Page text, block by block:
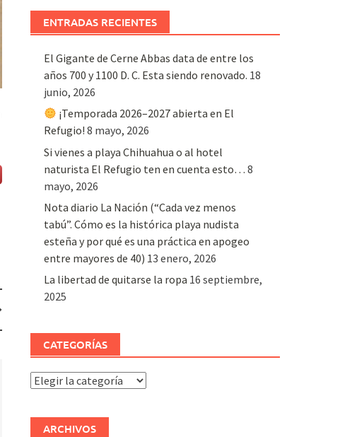
ENTRADAS RECIENTES
El Gigante de Cerne Abbas data de entre los
años 700 y 1100 D. C. Esta siendo renovado. 18
junio, 2026
¡Temporada 2026–2027 abierta en El
Refugio! 8 mayo, 2026
Si vienes a playa Chihuahua o al hotel
naturista El Refugio ten en cuenta esto… 8
mayo, 2026
Nota diario La Nación (“Cada vez menos
tabú”. Cómo es la histórica playa nudista
esteña y por qué es una práctica en apogeo
entre mayores de 40) 13 enero, 2026
La libertad de quitarse la ropa 16 septiembre,
2025
CATEGORÍAS
Categorías
ARCHIVOS